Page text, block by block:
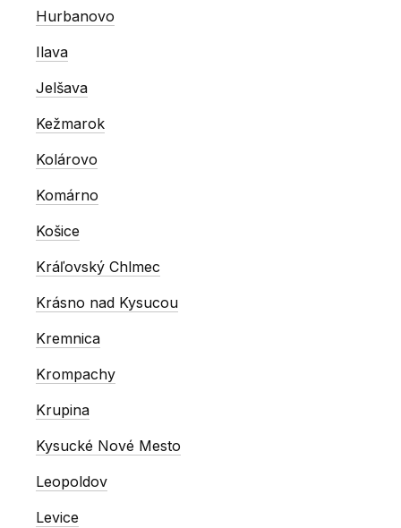
Hurbanovo
Ilava
Jelšava
Kežmarok
Kolárovo
Komárno
Košice
Kráľovský Chlmec
Krásno nad Kysucou
Kremnica
Krompachy
Krupina
Kysucké Nové Mesto
Leopoldov
Levice